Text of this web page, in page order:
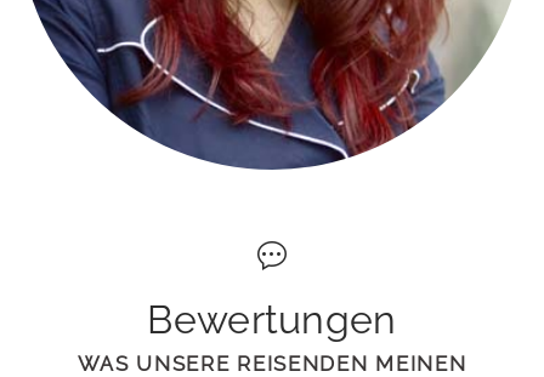
Bewertungen
WAS UNSERE REISENDEN MEINEN